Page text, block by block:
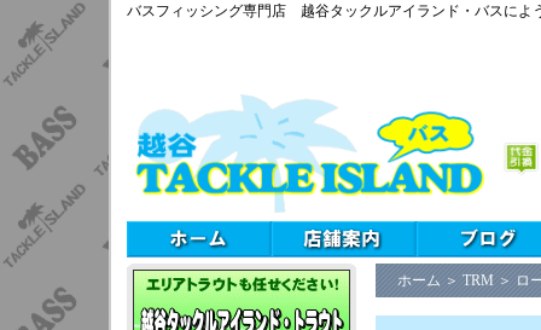
バスフィッシング専門店 越谷タックルアイランド・バスによ
ホーム ＞ TRM ＞ ロ